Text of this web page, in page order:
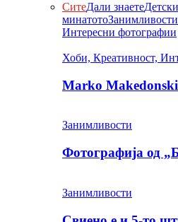
СитеДали знаете
минатотоЗанимливости
Интересни фотографии
Хоби, Креативност,
Marko
Занимливости
Фотографија од
Занимливости